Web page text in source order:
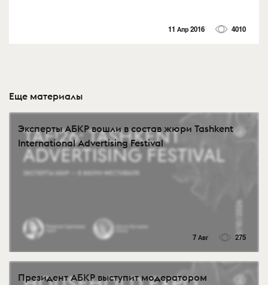
11 Апр 2016 4010
Еще материалы
Эксперты АБКР вошли в состав жюри Tashkent
International Advertising Festival
7 Авг 275
Президент АБКР выступит модератором